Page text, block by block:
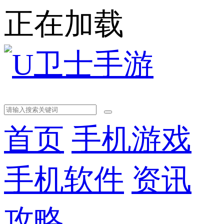
正在加载
首页 手机游戏
手机软件 资讯